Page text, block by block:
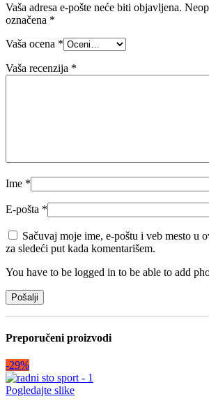
Vaša adresa e-pošte neće biti objavljena.
označena *
Vaša ocena *
Vaša recenzija *
Ime *
E-pošta *
Sačuvaj moje ime, e-poštu i veb mesto u
za sledeći put kada komentarišem.
You have to be logged in to be able to add
Preporučeni proizvodi
-29%
Pogledajte slike